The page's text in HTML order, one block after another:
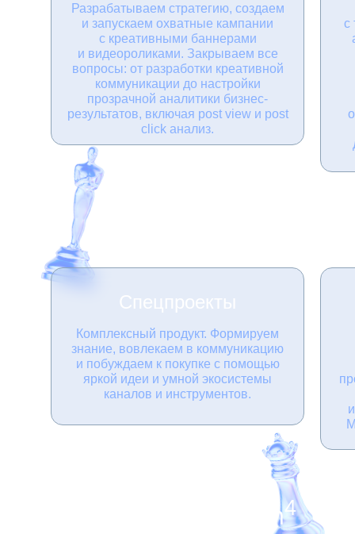
Разрабатываем стратегию, создаем
и запускаем охватные кампании
с креативными баннерами
и видеороликами. Закрываем все
вопросы: от разработки креативной
коммуникации до настройки
прозрачной аналитики бизнес-
результатов, включая post view и post
click анализ.
с
Комплексный продукт. Формируем
знание, вовлекаем в коммуникацию
и побуждаем к покупке с помощью
яркой идеи и умной экосистемы
каналов и инструментов.
Спецпроекты
Media Campaign4